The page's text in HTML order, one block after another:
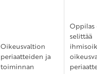
Oikeusvaltion
periaatteiden ja
toiminnan
Oppilas
selittää